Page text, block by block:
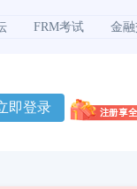
FRM考试 金
即登录